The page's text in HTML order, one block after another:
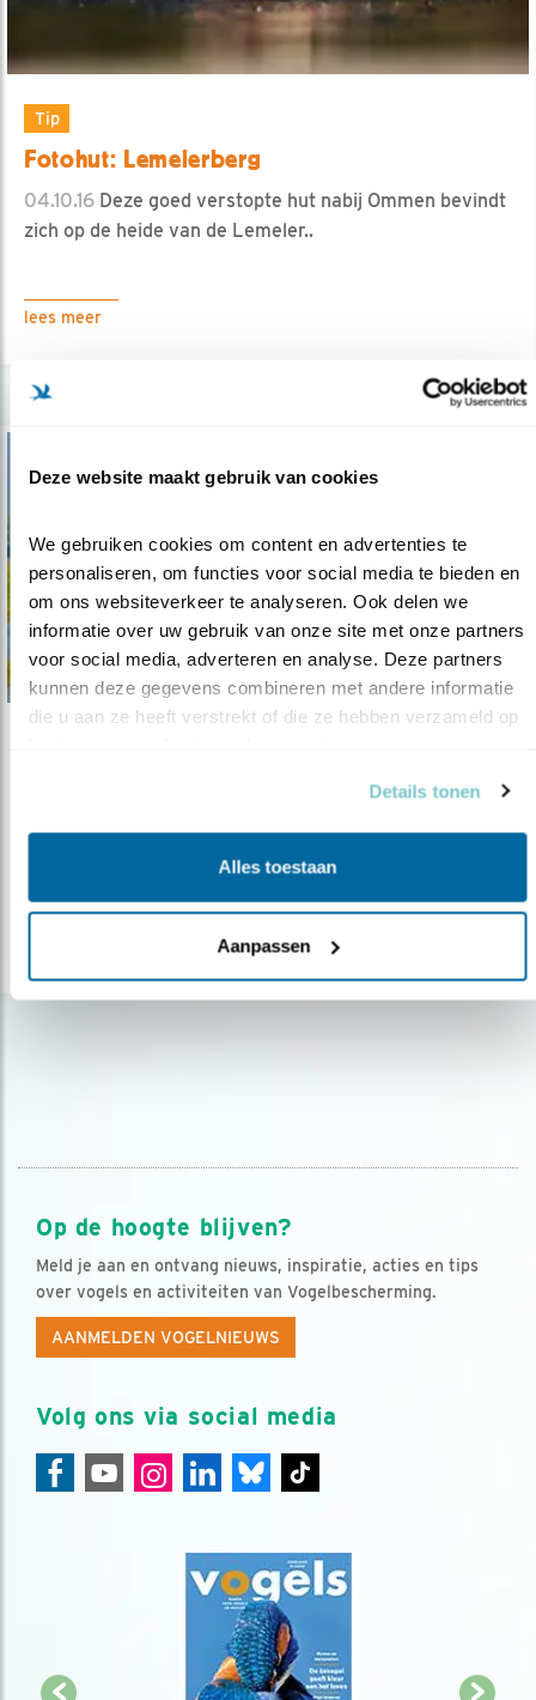
Deze website maakt gebruik van cookies
We gebruiken cookies om content en advertenties te
personaliseren, om functies voor social media te bieden en
om ons websiteverkeer te analyseren. Ook delen we
informatie over uw gebruik van onze site met onze partners
voor social media, adverteren en analyse. Deze partners
kunnen deze gegevens combineren met andere informatie
die u aan ze heeft verstrekt of die ze hebben verzameld op
Details tonen
Alles toestaan
Aanpassen
Tip
Fotohut: Lemelerberg
04.10.16 Deze goed verstopte hut nabij Ommen bevindt
zich op de heide van de Lemeler..
lees meer
29.07.16Een zoektocht naar de beste
vogelobservatiehut van Nederland – die taak hee..
Op de hoogte blijven?
Meld je aan en ontvang nieuws, inspiratie, acties en tips
over vogels en activiteiten van Vogelbescherming.
AANMELDEN VOGELNIEUWS
Volg ons via social media